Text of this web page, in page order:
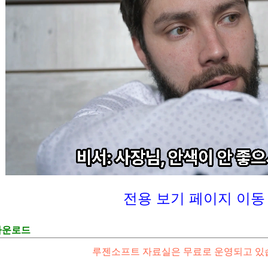
전용 보기 페이지 이동
운로드
루젠소프트 자료실은 무료로 운영되고 있